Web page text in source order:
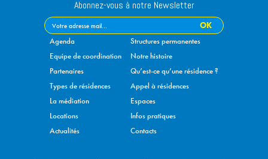
Abonnez-vous à notre Newsletter
Agenda
Structures permanentes
Equipe de coordination
Notre histoire
Partenaires
Qu’est-ce qu’une résidence ?
Types de résidences
Appel à résidences
La médiation
Espaces
Locations
Infos pratiques
Actualités
Contacts